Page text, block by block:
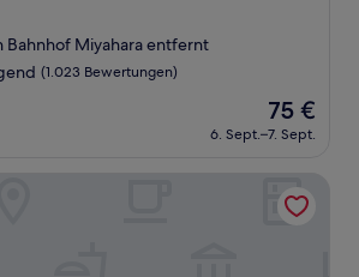
Bahnhof Miyahara entfernt
(1.023 Bewertungen)
Der
Preis
beträgt
75 €
6. Sept.–7. Sept.